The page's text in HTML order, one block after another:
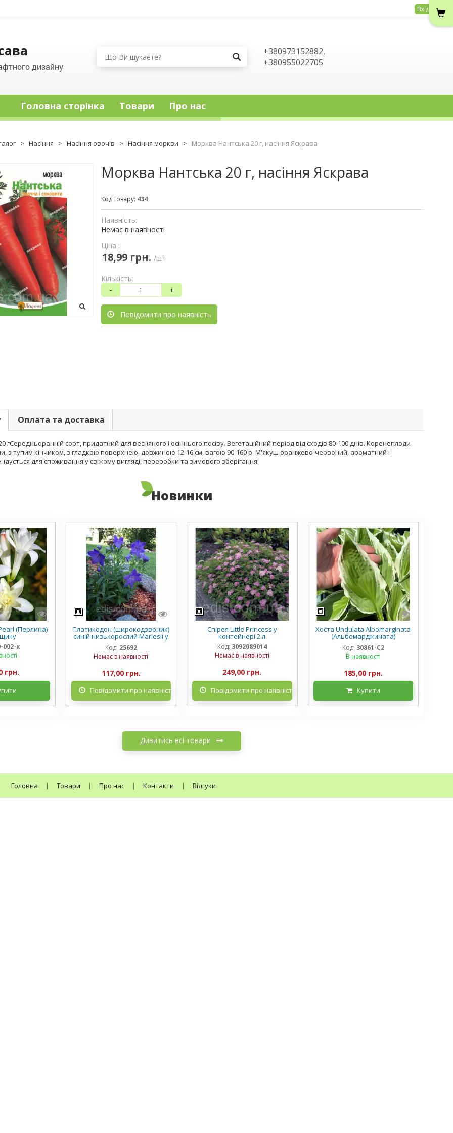
Вхід
дизайну
+380973152882,
+380955022705
Головна сторінка Товари Про нас
> Насіння > Насіння овочів > Насіння моркви > Морква Нантська 20 г, насіння Яскрава
Морква Нантська 20 г, насіння Яскрава
Код товару: 434
Наявність:
Немає в наявності
Ціна :
18,99 грн. /шт
Кількість:
- +
Повідомити про наявність
Оплата та доставка
сорт, придатний для весняного і осіннього посіву. Вегетаційний період від сходів 80-100 днів. Коренеплоди
з тупим кінчиком, з гладкою поверхнею, довжиною 12-16 см, вагою 90-160 р. М'якуш оранжево-червоний, ароматний і
для споживання у свіжому вигляді, переробки та зимового зберігання.
Новинки
(Перлина)
002-к
грн.
Платикодон (широкодзвоник)
синій низькорослий Mariesii у
горщику
Код: 25692
Немає в наявності
117,00 грн.
Повідомити про наявність
Спірея Little Princess у
контейнері 2 л
Код: 3092089014
Немає в наявності
249,00 грн.
Повідомити про наявність
Хоста Undulata Albomarginata
(Альбомарджината)
контейнер 2 л, 3/+ розетки
Код: 30861-С2
В наявності
185,00 грн.
Купити
Дивитись всі товари
Головна | Товари | Про нас | Контакти | Відгуки